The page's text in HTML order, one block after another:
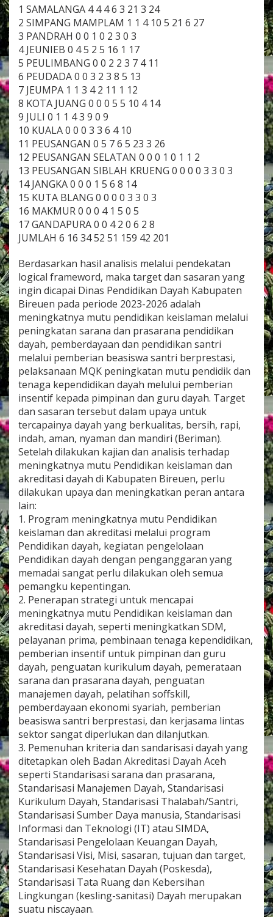
1 SAMALANGA 4 4 4 6 3 21 3 24
2 SIMPANG MAMPLAM 1 1 4 10 5 21 6 27
3 PANDRAH 0 0 1 0 2 3 0 3
4 JEUNIEB 0 4 5 2 5 16 1 17
5 PEULIMBANG 0 0 2 2 3 7 4 11
6 PEUDADA 0 0 3 2 3 8 5 13
7 JEUMPA 1 1 3 4 2 11 1 12
8 KOTA JUANG 0 0 0 5 5 10 4 14
9 JULI 0 1 1 4 3 9 0 9
10 KUALA 0 0 0 3 3 6 4 10
11 PEUSANGAN 0 5 7 6 5 23 3 26
12 PEUSANGAN SELATAN 0 0 0 1 0 1 1 2
13 PEUSANGAN SIBLAH KRUENG 0 0 0 0 3 3 0 3
14 JANGKA 0 0 0 1 5 6 8 14
15 KUTA BLANG 0 0 0 0 3 3 0 3
16 MAKMUR 0 0 0 4 1 5 0 5
17 GANDAPURA 0 0 4 2 0 6 2 8
JUMLAH 6 16 34 52 51 159 42 201
Berdasarkan hasil analisis melalui pendekatan
logical frameword, maka target dan sasaran yang
ingin dicapai Dinas Pendidikan Dayah Kabupaten
Bireuen pada periode 2023-2026 adalah
meningkatnya mutu pendidikan keislaman melalui
peningkatan sarana dan prasarana pendidikan
dayah, pemberdayaan dan pendidikan santri
melalui pemberian beasiswa santri berprestasi,
pelaksanaan MQK peningkatan mutu pendidik dan
tenaga kependidikan dayah melului pemberian
insentif kepada pimpinan dan guru dayah. Target
dan sasaran tersebut dalam upaya untuk
tercapainya dayah yang berkualitas, bersih, rapi,
indah, aman, nyaman dan mandiri (Beriman).
Setelah dilakukan kajian dan analisis terhadap
meningkatnya mutu Pendidikan keislaman dan
akreditasi dayah di Kabupaten Bireuen, perlu
dilakukan upaya dan meningkatkan peran antara
lain:
1. Program meningkatnya mutu Pendidikan
keislaman dan akreditasi melalui program
Pendidikan dayah, kegiatan pengelolaan
Pendidikan dayah dengan penganggaran yang
memadai sangat perlu dilakukan oleh semua
pemangku kepentingan.
2. Penerapan strategi untuk mencapai
meningkatnya mutu Pendidikan keislaman dan
akreditasi dayah, seperti meningkatkan SDM,
pelayanan prima, pembinaan tenaga kependidikan,
pemberian insentif untuk pimpinan dan guru
dayah, penguatan kurikulum dayah, pemerataan
sarana dan prasarana dayah, penguatan
manajemen dayah, pelatihan soffskill,
pemberdayaan ekonomi syariah, pemberian
beasiswa santri berprestasi, dan kerjasama lintas
sektor sangat diperlukan dan dilanjutkan.
3. Pemenuhan kriteria dan sandarisasi dayah yang
ditetapkan oleh Badan Akreditasi Dayah Aceh
seperti Standarisasi sarana dan prasarana,
Standarisasi Manajemen Dayah, Standarisasi
Kurikulum Dayah, Standarisasi Thalabah/Santri,
Standarisasi Sumber Daya manusia, Standarisasi
Informasi dan Teknologi (IT) atau SIMDA,
Standarisasi Pengelolaan Keuangan Dayah,
Standarisasi Visi, Misi, sasaran, tujuan dan target,
Standarisasi Kesehatan Dayah (Poskesda),
Standarisasi Tata Ruang dan Kebersihan
Lingkungan (kesling-sanitasi) Dayah merupakan
suatu niscayaan.